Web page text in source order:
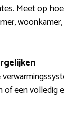
Meet op
een